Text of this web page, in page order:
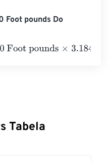
Foot pounds Do
pounds×
Tabela